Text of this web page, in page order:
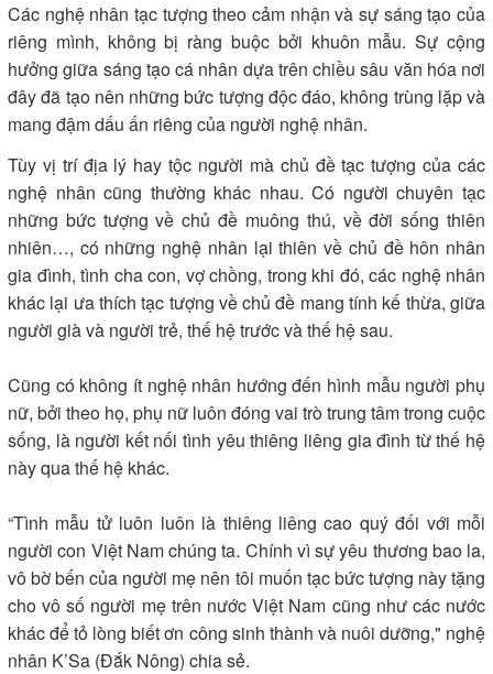
Các nghệ nhân tạc tượng theo cảm nhận và sự sáng tạo của
riêng mình, không bị ràng buộc bởi khuôn mẫu. Sự cộng
hưởng giữa sáng tạo cá nhân dựa trên chiều sâu văn hóa nơi
đây đã tạo nên những bức tượng độc đáo, không trùng lặp và
mang đậm dấu ấn riêng của người nghệ nhân.
Tùy vị trí địa lý hay tộc người mà chủ đề tạc tượng của các
nghệ nhân cũng thường khác nhau. Có người chuyên tạc
những bức tượng về chủ đề muông thú, về đời sống thiên
nhiên…, có những nghệ nhân lại thiên về chủ đề hôn nhân
gia đình, tình cha con, vợ chồng, trong khi đó, các nghệ nhân
khác lại ưa thích tạc tượng về chủ đề mang tính kế thừa, giữa
người già và người trẻ, thế hệ trước và thế hệ sau.
Cũng có không ít nghệ nhân hướng đến hình mẫu người phụ
nữ, bởi theo họ, phụ nữ luôn đóng vai trò trung tâm trong cuộc
sống, là người kết nối tình yêu thiêng liêng gia đình từ thế hệ
này qua thế hệ khác.
“Tình mẫu tử luôn luôn là thiêng liêng cao quý đối với mỗi
người con Việt Nam chúng ta. Chính vì sự yêu thương bao la,
vô bờ bến của người mẹ nên tôi muốn tạc bức tượng này tặng
cho vô số người mẹ trên nước Việt Nam cũng như các nước
khác để tỏ lòng biết ơn công sinh thành và nuôi dưỡng," nghệ
nhân K’Sa (Đắk Nông) chia sẻ.